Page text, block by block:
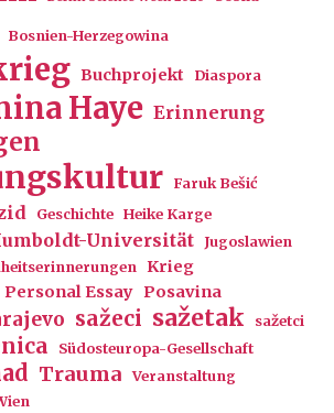
Bosnien-Herzegowina
Buchprojekt Diaspora
Haye Erinnerung
Faruk Bešić
Geschichte Heike Karge
Universität Jugoslawien
Krieg
Personal Essay Posavina
sažeci sažetak
sažetci
Südosteuropa-Gesellschaft
Trauma Veranstaltung